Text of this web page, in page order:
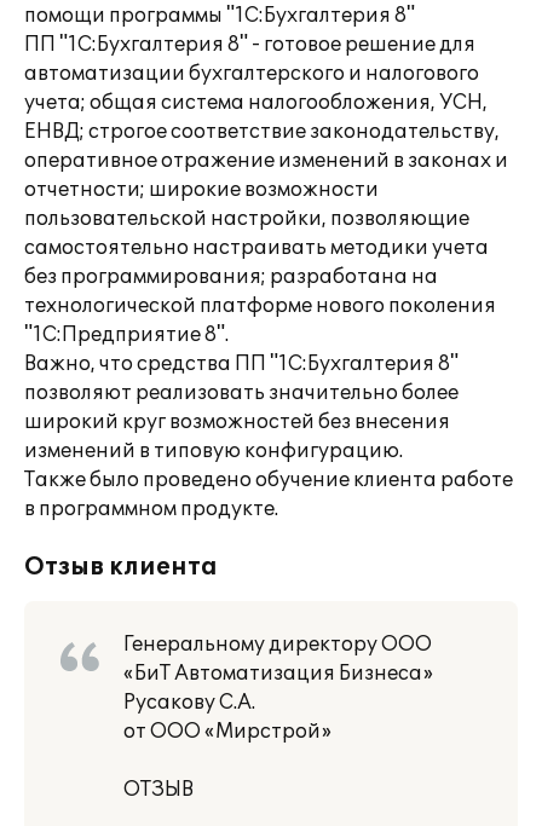
помощи программы "1С:Бухгалтерия 8"
ПП "1С:Бухгалтерия 8" - готовое решение для
автоматизации бухгалтерского и налогового
учета; общая система налогообложения, УСН,
ЕНВД; строгое соответствие законодательству,
оперативное отражение изменений в законах и
отчетности; широкие возможности
пользовательской настройки, позволяющие
самостоятельно настраивать методики учета
без программирования; разработана на
технологической платформе нового поколения
"1С:Предприятие 8".
Важно, что средства ПП "1С:Бухгалтерия 8"
позволяют реализовать значительно более
широкий круг возможностей без внесения
изменений в типовую конфигурацию.
Также было проведено обучение клиента работе
в программном продукте.
Отзыв клиента
Генеральному директору ООО
«БиТ Автоматизация Бизнеса»
Русакову С.А.
от ООО «Мирстрой»
ОТЗЫВ